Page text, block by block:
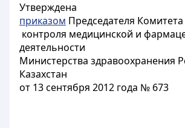
Утверждена
приказом Председателя Комитета
контроля медицинской и
деятельности
Министерства здравоохранения
Казахстан
от 13 сентября 2012 года № 673